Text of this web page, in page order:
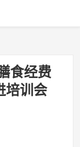
食经费
培训会